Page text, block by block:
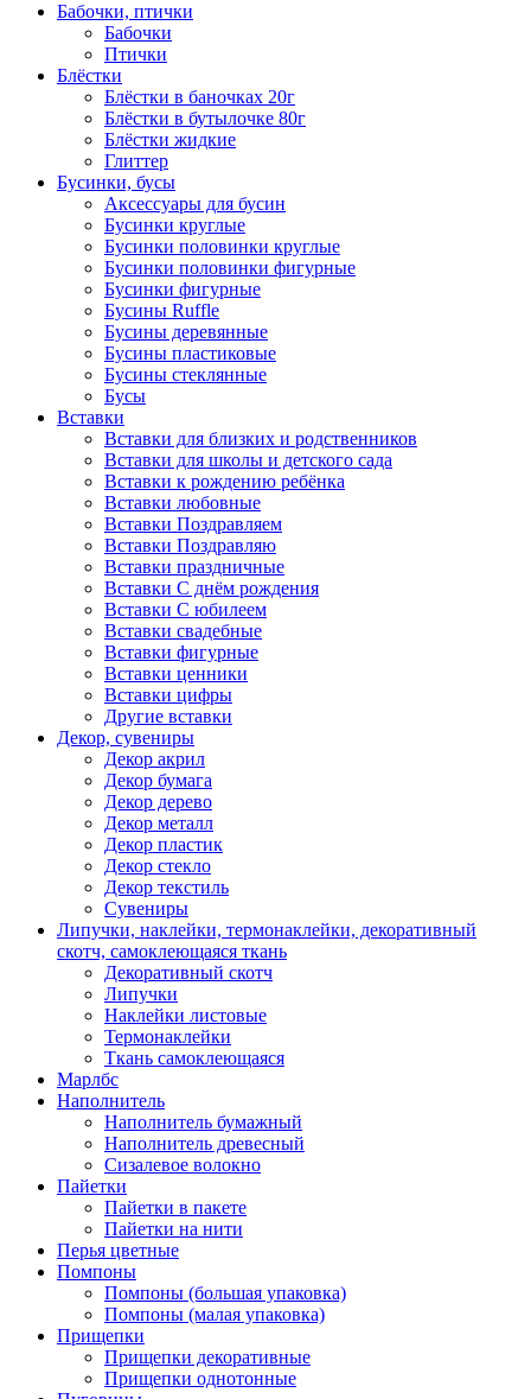
Бабочки, птички
Бабочки
Птички
Блёстки
Блёстки в баночках 20г
Блёстки в бутылочке 80г
Блёстки жидкие
Глиттер
Бусинки, бусы
Аксессуары для бусин
Бусинки круглые
Бусинки половинки круглые
Бусинки половинки фигурные
Бусинки фигурные
Бусины Ruffle
Бусины деревянные
Бусины пластиковые
Бусины стеклянные
Бусы
Вставки
Вставки для близких и родственников
Вставки для школы и детского сада
Вставки к рождению ребёнка
Вставки любовные
Вставки Поздравляем
Вставки Поздравляю
Вставки праздничные
Вставки С днём рождения
Вставки С юбилеем
Вставки свадебные
Вставки фигурные
Вставки ценники
Вставки цифры
Другие вставки
Декор, сувениры
Декор акрил
Декор бумага
Декор дерево
Декор металл
Декор пластик
Декор стекло
Декор текстиль
Сувениры
Липучки, наклейки, термонаклейки, декоративный
скотч, самоклеющаяся ткань
Декоративный скотч
Липучки
Наклейки листовые
Термонаклейки
Ткань самоклеющаяся
Марлбс
Наполнитель
Наполнитель бумажный
Наполнитель древесный
Сизалевое волокно
Пайетки
Пайетки в пакете
Пайетки на нити
Перья цветные
Помпоны
Помпоны (большая упаковка)
Помпоны (малая упаковка)
Прищепки
Прищепки декоративные
Прищепки однотонные